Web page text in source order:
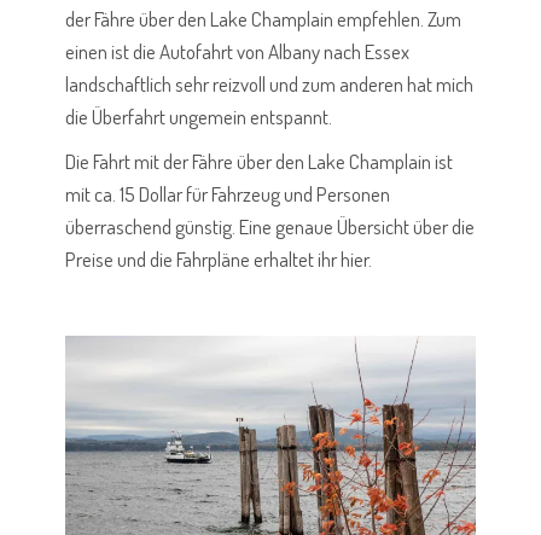
der Fähre über den Lake Champlain empfehlen. Zum
einen ist die Autofahrt von Albany nach Essex
landschaftlich sehr reizvoll und zum anderen hat mich
die Überfahrt ungemein entspannt.
Die Fahrt mit der Fähre über den Lake Champlain ist
mit ca. 15 Dollar für Fahrzeug und Personen
überraschend günstig. Eine genaue Übersicht über die
Preise und die Fahrpläne erhaltet ihrhier.